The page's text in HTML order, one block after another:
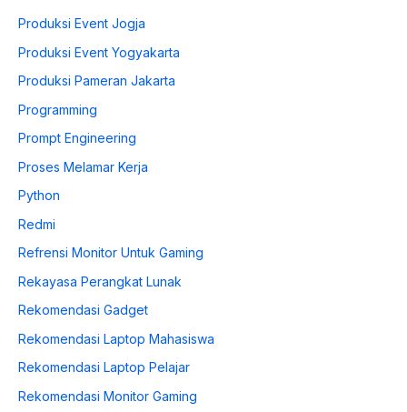
Produksi Event Jogja
Produksi Event Yogyakarta
Produksi Pameran Jakarta
Programming
Prompt Engineering
Proses Melamar Kerja
Python
Redmi
Refrensi Monitor Untuk Gaming
Rekayasa Perangkat Lunak
Rekomendasi Gadget
Rekomendasi Laptop Mahasiswa
Rekomendasi Laptop Pelajar
Rekomendasi Monitor Gaming